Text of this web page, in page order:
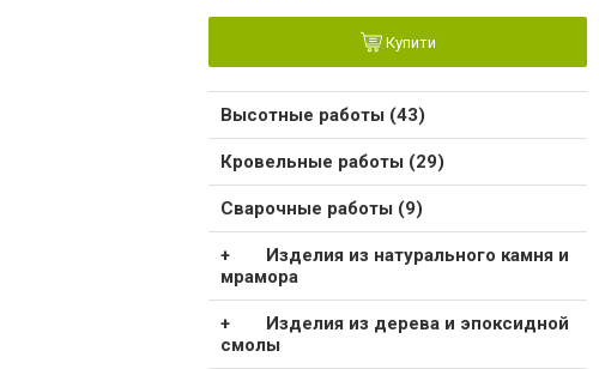
Купити
Высотные работы (43)
Кровельные работы (29)
Сварочные работы (9)
Изделия из натурального камня и
мрамора
Изделия из дерева и эпоксидной
смолы